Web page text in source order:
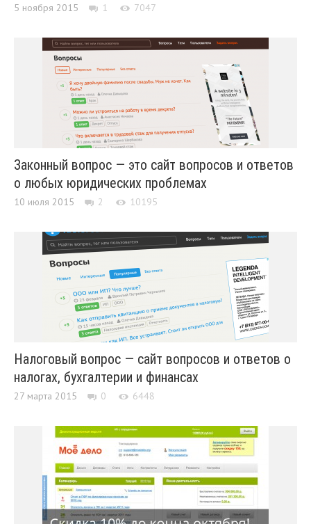
5 ноября 2015 1 7047
Законный вопрос — это сайт вопросов и ответов
о любых юридических проблемах
10 июля 2015 2 10195
Налоговый вопрос — сайт вопросов и ответов о
налогах, бухгалтерии и финансах
27 марта 2015 0 6448